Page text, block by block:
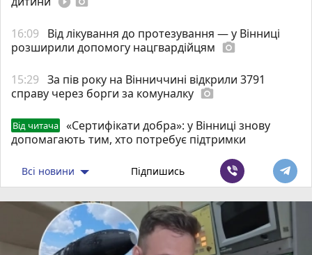
16:09
Від лікування до протезування — у Вінниці
розширили допомогу нацгвардійцям photo_camera
15:29 За пів року на Вінниччині відкрили 3791
справу через борги за комуналку photo_camera
Від читача
«Сертифікати добра»: у Вінниці знову
допомагають тим, хто потребує підтримки
Всі новини Підпишись